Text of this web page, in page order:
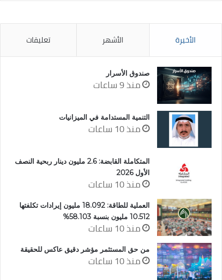
الأخيرة الأشهر تعليقات
صندوق الأسرار
منذ 9 ساعات
التنمية المستدامة في الميزانيات
منذ 10 ساعات
المتكاملة القابضة: 2.6 مليون دينار ربحية النصف
الأول 2026
منذ 10 ساعات
العملية للطاقة: 18.092 مليون إيرادات تكلفتها
10.512 مليون بنسبة 58.103%
منذ 10 ساعات
من حق المستثمر مؤشر دقيق عاكس للحقيقة
منذ 10 ساعات